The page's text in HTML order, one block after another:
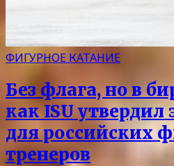
ФИГУРНОЕ КАТАНИЕ
Без флага, но в
как ISU утвердил
для российских
тренеров